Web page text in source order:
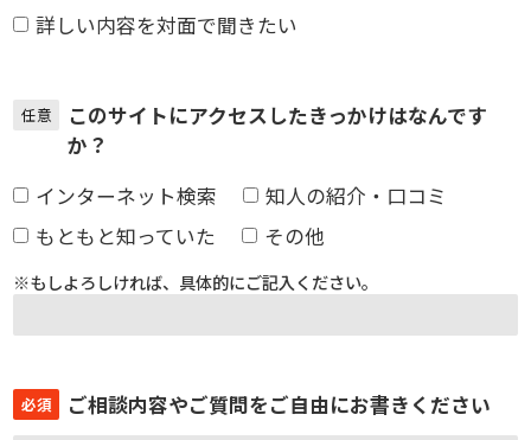
詳しい内容を対面で聞きたい
任意
このサイトにアクセスしたきっかけはなんです
か？
インターネット検索
知人の紹介・口コミ
もともと知っていた
その他
※もしよろしければ、具体的にご記入ください。
必須 ご相談内容やご質問をご自由にお書きください